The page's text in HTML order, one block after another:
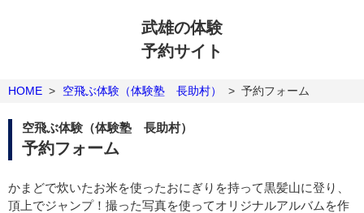
武雄の体験
予約サイト
HOME > 空飛ぶ体験（体験塾 長助村） > 予約フォーム
空飛ぶ体験（体験塾 長助村）
予約フォーム
かまどで炊いたお米を使ったおにぎりを持って黒髪山に登り、
頂上でジャンプ！撮った写真を使ってオリジナルアルバムを作